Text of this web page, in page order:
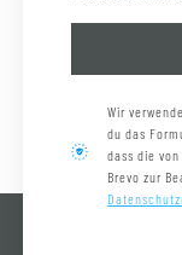
Wir
du das
dass die
Brevo zur